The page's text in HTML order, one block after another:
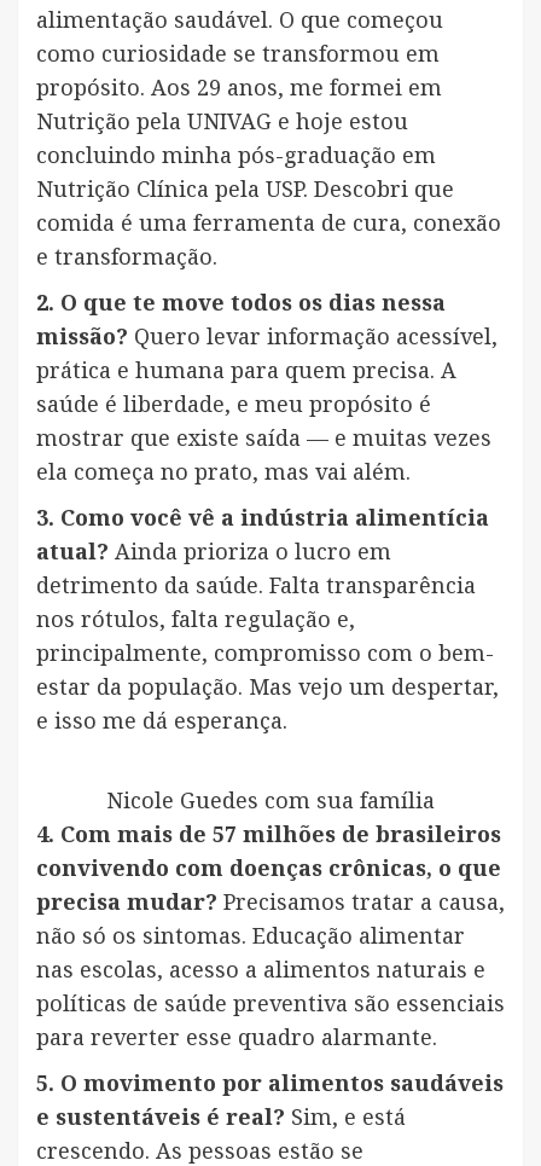
alimentação saudável. O que começou
como curiosidade se transformou em
propósito. Aos 29 anos, me formei em
Nutrição pela UNIVAG e hoje estou
concluindo minha pós-graduação em
Nutrição Clínica pela USP. Descobri que
comida é uma ferramenta de cura, conexão
e transformação.
2. O que te move todos os dias nessa
missão? Quero levar informação acessível,
prática e humana para quem precisa. A
saúde é liberdade, e meu propósito é
mostrar que existe saída — e muitas vezes
ela começa no prato, mas vai além.
3. Como você vê a indústria alimentícia
atual? Ainda prioriza o lucro em
detrimento da saúde. Falta transparência
nos rótulos, falta regulação e,
principalmente, compromisso com o bem-
estar da população. Mas vejo um despertar,
e isso me dá esperança.
Nicole Guedes com sua família
4. Com mais de 57 milhões de brasileiros
convivendo com doenças crônicas, o que
precisa mudar? Precisamos tratar a causa,
não só os sintomas. Educação alimentar
nas escolas, acesso a alimentos naturais e
políticas de saúde preventiva são essenciais
para reverter esse quadro alarmante.
5. O movimento por alimentos saudáveis
e sustentáveis é real? Sim, e está
crescendo. As pessoas estão se